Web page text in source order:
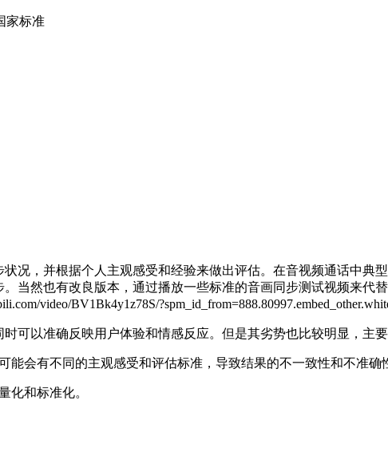
家标准
况，并根据个人主观感受和经验来做出评估。在音视频通话中典
当然也有改良版本，通过播放一些标准的音画同步测试视频来代
video/BV1Bk4y1z78S/
可以准确反映用户体验和情感反应。但是其劣势也比较明显，主要
能会有不同的主观感受和评估标准，导致结果的不一致性和不准确
化和标准化。